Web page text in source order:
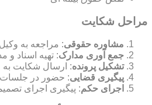
مراحل شکایت
مشاوره حقوقی: مراجعه به
جمع آوری مدارک: تهیه اسناد و
تشکیل پرونده: ارسال شکایت
پیگیری قضایی: حضور در
اجرای حکم: پیگیری اجرای